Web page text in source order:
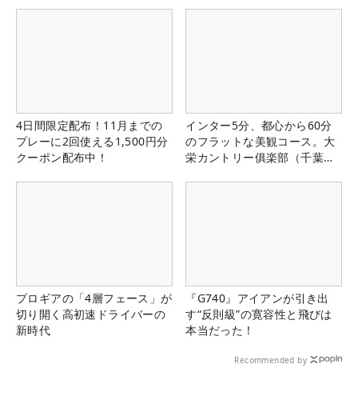
4日間限定配布！11月までの
プレーに2回使える1,500円分
クーポン配布中！
インター5分、都心から60分
のフラットな美観コース。大
栄カントリー俱楽部（千葉
プロギアの「4層フェース」が
切り開く高初速ドライバーの
新時代
『G740』アイアンが引き出
す“反則級”の寛容性と飛びは
本当だった！
Recommended by